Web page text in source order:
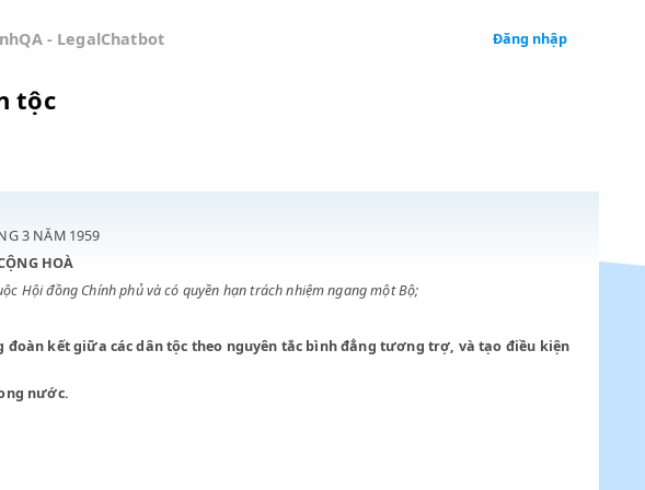
Sứ mệnhQA - Legal
dân tộc
6 THÁNG 3 NĂM 1959
DÂN CHỦ CỘNG HOÀ
tộc thuộc Hội đồng Chính phủ và có quyền hạn trách nhiệm ngang một Bộ;
cường đoàn kết giữa các dân tộc theo nguyên tắc bình đẳng tương trợ, và
dân tộc trong nước.